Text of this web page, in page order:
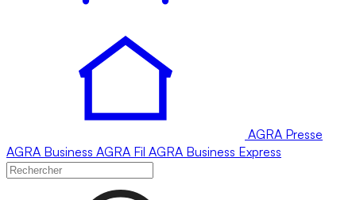
AGRA Presse
AGRA Business AGRA Fil AGRA Business Express